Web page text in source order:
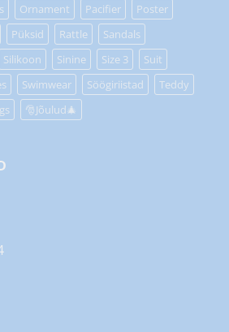
Ornament Pacifier
Poster
Püksid Rattle
Sandals
Silikoon Sinine Size 3
Suit
Swimwear Söögiriistad
Teddy
🎅Jõulud🎄